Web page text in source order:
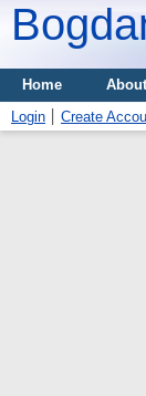
Home About
Login
Create